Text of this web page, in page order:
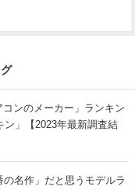
ンのメーカー」ランキン
」【2023年最新調査結
名作」だと思うモデルラ